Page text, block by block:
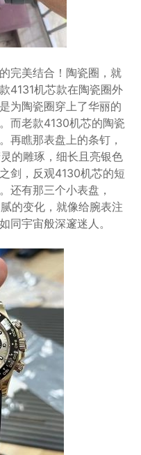
完美结合！陶瓷圈，就
4131机芯款在陶瓷圈外
为陶瓷圈穿上了华丽的
而老款4130机芯的陶瓷
再瞧那表盘上的条钉，
的雕琢，细长且亮银色
剑，反观4130机芯的短
还有那三个小表盘，
的变化，就像给腕表注
同宇宙般深邃迷人。